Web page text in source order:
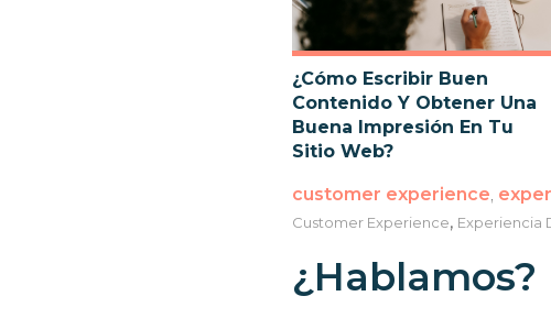
¿Cómo Escribir Buen
Contenido Y Obtener Una
Buena Impresión En Tu
Sitio Web?
customer experience
Customer Experience, Experiencia
¿Hablamos?